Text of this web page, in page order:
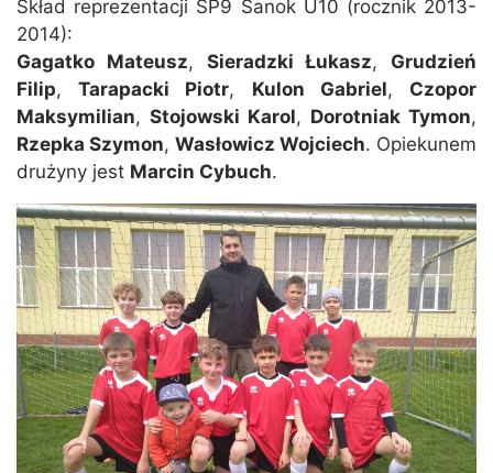
Skład reprezentacji SP9 Sanok U10 (rocznik 2013-
2014):
Gagatko Mateusz, Sieradzki Łukasz, Grudzień
Filip,Tarapacki Piotr, Kulon Gabriel, Czopor
Maksymilian, Stojowski Karol, Dorotniak Tymon,
Rzepka Szymon, Wasłowicz Wojciech. Opiekunem
drużyny jest Marcin Cybuch.